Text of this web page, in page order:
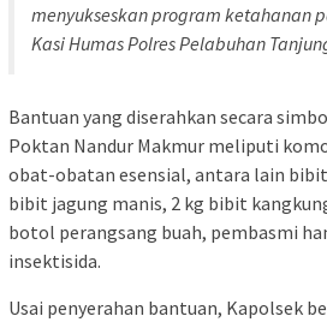
menyukseskan program ketahanan
Kasi Humas Polres Pelabuhan
Bantuan yang diserahkan secara
Poktan Nandur Makmur meliputi
obat-obatan esensial, antara lain
bibit jagung manis, 2 kg bibit
botol perangsang buah, pembasmi
insektisida.
Usai penyerahan bantuan, Kapolsek